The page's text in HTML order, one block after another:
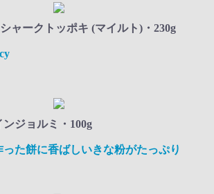
ャークトッポキ (マイルト)・230g
ンジョルミ・100g
た餅に香ばしいきな粉がたっぷり